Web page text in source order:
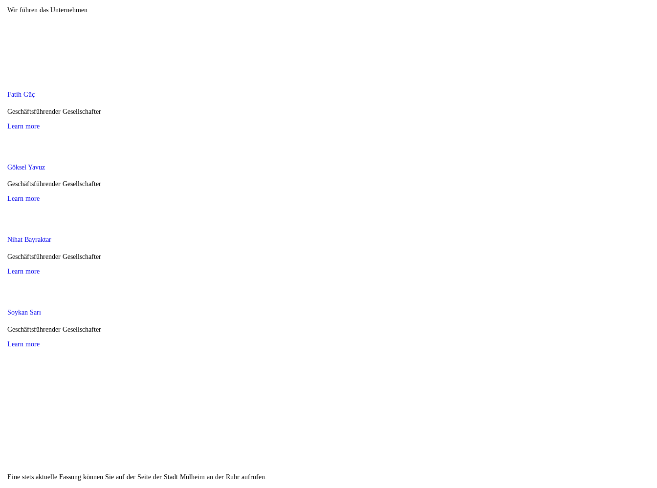
Wir führen das Unternehmen
Fatih Güç
Geschäftsführender Gesellschafter
Learn more
Göksel Yavuz
Geschäftsführender Gesellschafter
Learn more
Nihat Bayraktar
Geschäftsführender Gesellschafter
Learn more
Soykan Sarı
Geschäftsführender Gesellschafter
Learn more
Eine stets aktuelle Fassung können Sie auf der Seite der Stadt Mülheim an der Ruhr aufrufen.